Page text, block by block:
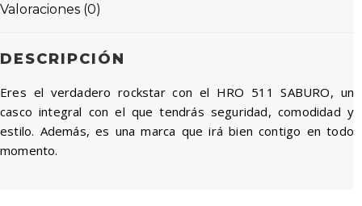
Valoraciones (0)
DESCRIPCIÓN
Eres el verdadero rockstar con el HRO 511 SABURO, un
casco integral con el que tendrás seguridad, comodidad y
estilo. Además, es una marca que irá bien contigo en todo
momento.